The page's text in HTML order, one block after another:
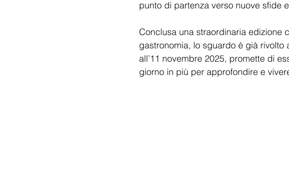
punto di partenza verso nuove sfide
Conclusa una straordinaria edizione
gastronomia, lo sguardo è già
all’11 novembre 2025, promette di
giorno in più per approfondire e